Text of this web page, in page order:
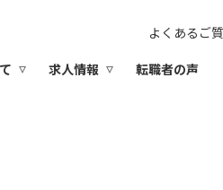
よくあるご
求人情報 転職者の声